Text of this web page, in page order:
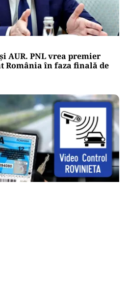
AUR. PNL vrea premier
România în faza finală de